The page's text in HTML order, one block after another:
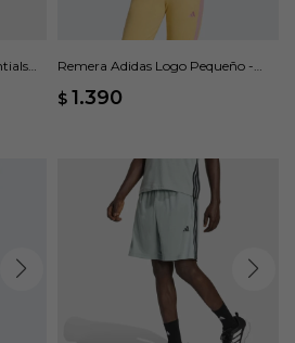
Remera Adidas Logo Pequeño -
$ 1.390